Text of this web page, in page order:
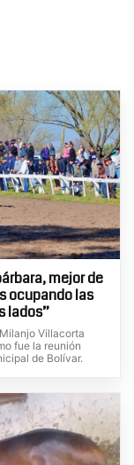
mejor de
ocupando las
lados”
Villacorta
fue la reunión
de Bolívar.